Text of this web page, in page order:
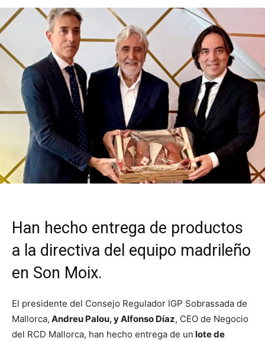
Han hecho entrega de productos
a la directiva del equipo madrileño
en Son Moix.
El presidente del Consejo Regulador IGP Sobrassada de
Mallorca, Andreu Palou, y Alfonso Díaz, CEO de Negocio
del RCD Mallorca, han hecho entrega de un lote de